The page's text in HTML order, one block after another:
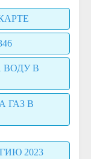
ВОДУ В
ГАЗ В
2023